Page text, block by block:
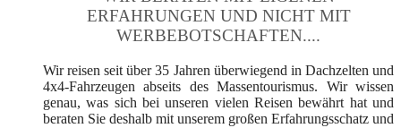
ERFAHRUNGEN UND NICHT MIT
WERBEBOTSCHAFTEN....
Wir reisen seit über 35 Jahren überwiegend in Dachzelten und
4x4-Fahrzeugen abseits des Massentourismus. Wir wissen
genau, was sich bei unseren vielen Reisen bewährt hat und
beraten Sie deshalb mit unserem großen Erfahrungsschatz und